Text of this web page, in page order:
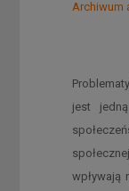
Archiwum
jest
wpływają